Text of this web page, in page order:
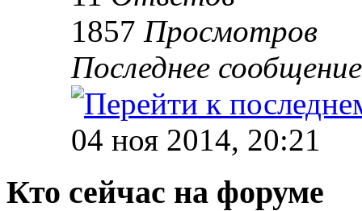
1857 Просмотров
Последнее
04 ноя 2014, 20:21
Кто сейчас на форуме